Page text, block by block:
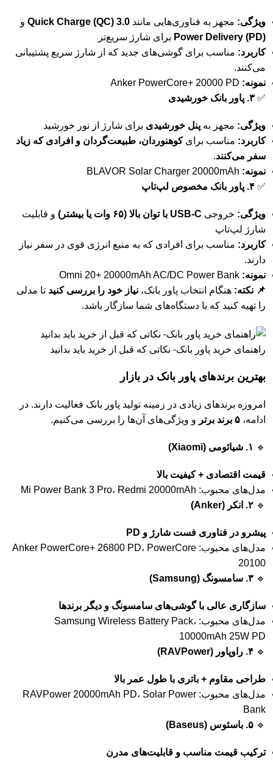
ویژگی: مجهز به فناوری‌هایی مانند Quick Charge (QC) 3.0 و
Power Delivery (PD) برای شارژ سریع‌تر
کاربرد: مناسب برای گوشی‌های جدید که از شارژ سریع پشتیبانی
می‌کنند.
نمونه:
✅ ۳. پاور بانک خورشیدی
ویژگی: مجهز به پنل خورشیدی برای شارژ از نور خورشید
کاربرد: مناسب برایکوهنوردان، طبیعت‌گردان و افرادی که زیاد
سفر می‌کنند.
نمونه:
✅ ۴. پاور بانک مخصوص لپ‌تاپ
ویژگی: خروجی USB-C با توان بالا (۶۵ وات یا بیشتر)
و قابلیت
شارژ لپ‌تاپ
کاربرد: مناسب برای افرادی که به منبع انرژی قوی در سفر نیاز
دارند.
نمونه:
📌 نکته: هنگام انتخاب پاور بانک، نیاز خود را بررسی کنید تا مدلی
را تهیه کنید که با دستگاه‌های شما سازگار باشد.
راهنمای خرید پاور بانک- نکاتی که قبل از خرید باید بدانید
بهترین برندهای پاور بانک در بازار
امروزه برندهای زیادی در زمینه تولید پاور بانک فعالیت دارند. در
ادامه، ۵ برند برتر و ویژگی‌های آن‌ها را بررسی می‌کنیم.
🔹 ۱. شیائومی (Xiaomi)
قیمت اقتصادی + کیفیت بالا
مدل‌های محبوب: Mi Power Bank 3 Pro، Redmi 20000mAh
🔹 ۲. انکر (Anker)
پیشرو در فناوری فست شارژ و PD
مدل‌های محبوب: Anker PowerCore+ 26800 PD، PowerCore
20100
🔹 ۳. سامسونگ (Samsung)
سازگاری عالی با گوشی‌های سامسونگ و دیگر برندها
مدل‌های محبوب: Samsung Wireless Battery Pack،
10000mAh 25W PD
🔹 ۴. راوپاور (RAVPower)
طراحی مقاوم + باتری با طول عمر بالا
مدل‌های محبوب: RAVPower 20000mAh PD، Solar Power
Bank
🔹 ۵. باسئوس (Baseus)
ترکیب قیمت مناسب و قابلیت‌های مدرن